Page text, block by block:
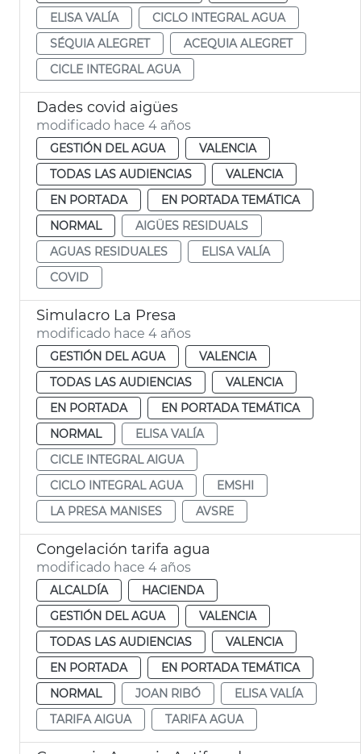
ELISA VALÍA
CICLO INTEGRAL AGUA
SÉQUIA ALEGRET
ACEQUIA ALEGRET
CICLE INTEGRAL AGUA
Dades covid aigües
modificado hace 4 años
GESTIÓN DEL AGUA
VALENCIA
TODAS LAS AUDIENCIAS
VALENCIA
EN PORTADA
EN PORTADA TEMÁTICA
NORMAL
AIGÜES RESIDUALS
AGUAS RESIDUALES
ELISA VALÍA
COVID
Simulacro La Presa
modificado hace 4 años
GESTIÓN DEL AGUA
VALENCIA
TODAS LAS AUDIENCIAS
VALENCIA
EN PORTADA
EN PORTADA TEMÁTICA
NORMAL
ELISA VALÍA
CICLE INTEGRAL AIGUA
CICLO INTEGRAL AGUA
EMSHI
LA PRESA MANISES
AVSRE
Congelación tarifa agua
modificado hace 4 años
ALCALDÍA
HACIENDA
GESTIÓN DEL AGUA
VALENCIA
TODAS LAS AUDIENCIAS
VALENCIA
EN PORTADA
EN PORTADA TEMÁTICA
NORMAL
JOAN RIBÓ
ELISA VALÍA
TARIFA AIGUA
TARIFA AGUA